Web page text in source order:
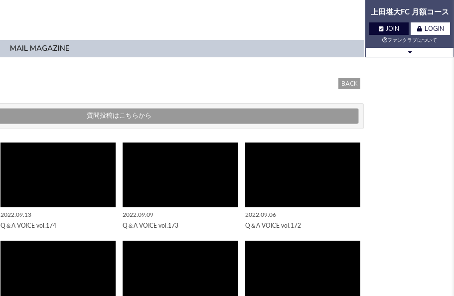
MAIL MAGAZINE
上田堪大FC 月額コース
JOIN LOGIN
ファンクラブについて
BACK
質問投稿はこちらから
2022.09.13
Q＆A VOICE vol.174
2022.09.09
Q＆A VOICE vol.173
2022.09.06
Q＆A VOICE vol.172